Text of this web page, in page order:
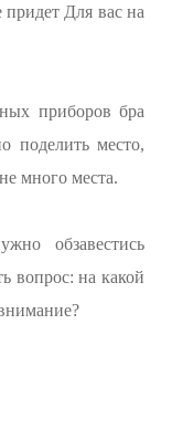
Для вас на
приборов бра
поделить место,
много места.
обзавестись
вопрос: на какой